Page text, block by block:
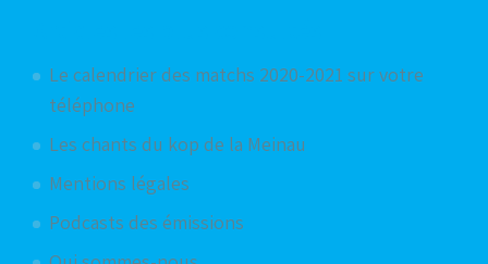
Le calendrier des matchs 2020-2021 sur votre
téléphone
Les chants du kop de la Meinau
Mentions légales
Podcasts des émissions